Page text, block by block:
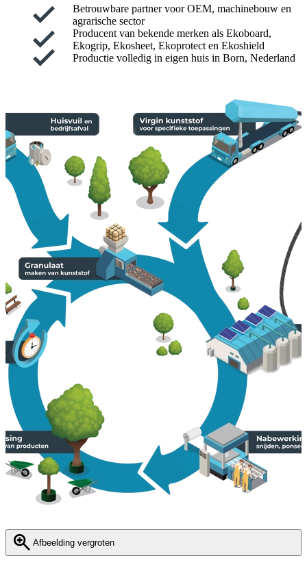
Betrouwbare partner voor OEM, machinebouw en
agrarische sector
Producent van bekende merken als Ekoboard,
Ekogrip, Ekosheet, Ekoprotect en Ekoshield
Productie volledig in eigen huis in Born, Nederland
Afbeelding vergroten